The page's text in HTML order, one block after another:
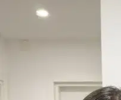
Ottima, perfetta per un
Scarica l’app Sittsy